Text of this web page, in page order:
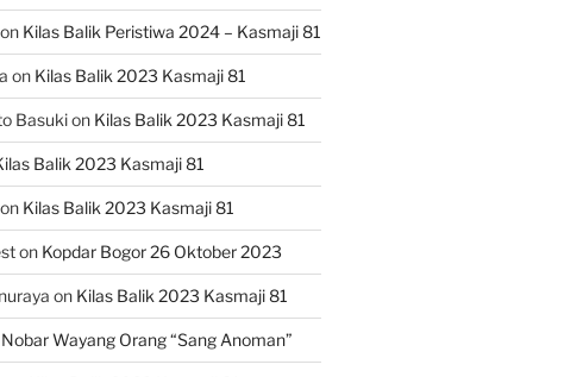
Kilas Balik Peristiwa 2024 – Kasmaji 81
on Kilas Balik 2023 Kasmaji 81
Basukion Kilas Balik 2023 Kasmaji 81
Balik 2023 Kasmaji 81
Kilas Balik 2023 Kasmaji 81
on Kopdar Bogor 26 Oktober 2023
on Kilas Balik 2023 Kasmaji 81
Nobar Wayang Orang “Sang Anoman”